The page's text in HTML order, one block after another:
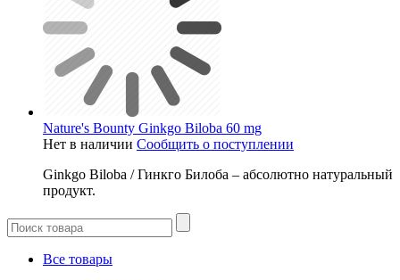
Nature's Bounty Ginkgo Biloba 60 mg
Нет в наличии Сообщить о поступлении
Ginkgo Biloba / Гинкго Билоба – абсолютно натуральный
продукт.
Все товары